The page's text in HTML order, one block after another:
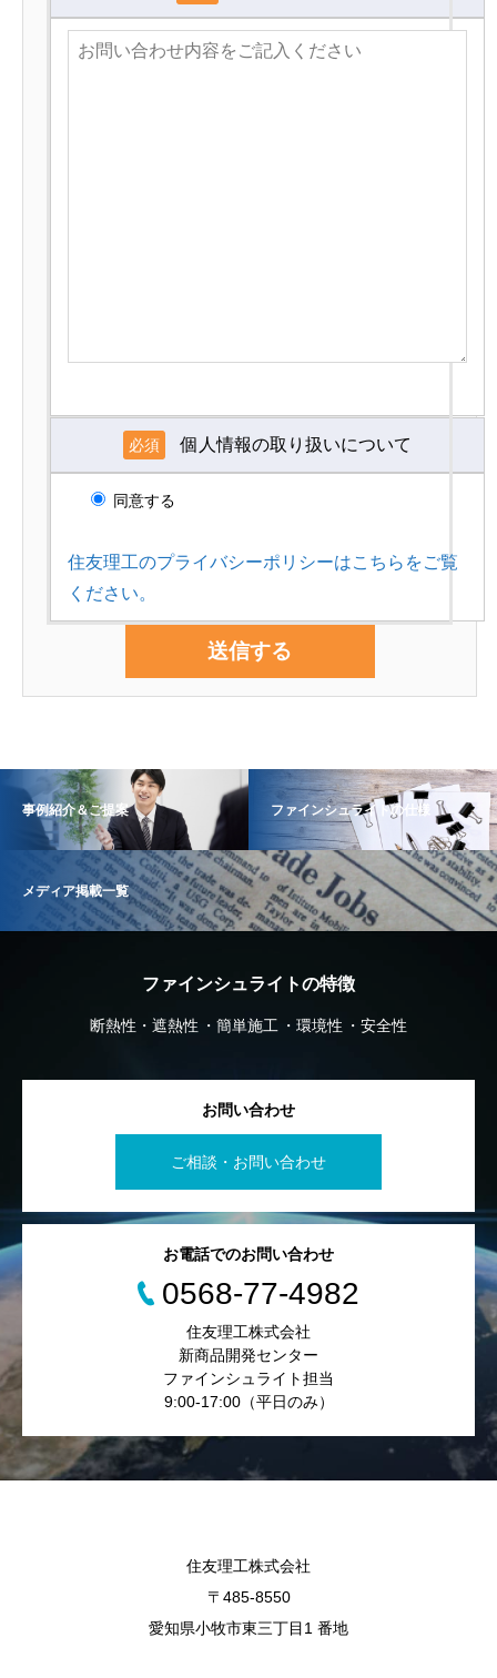
必須 個人情報の取り扱いについて
同意する
住友理工のプライバシーポリシーはこちらをご覧
ください。
事例紹介＆ご提案 ファインシュライトの仕様
メディア掲載一覧
ファインシュライトの特徴
断熱性・遮熱性 簡単施工 環境性 安全性
お問い合わせ
ご相談・お問い合わせ
お電話でのお問い合わせ
0568-77-4982
住友理工株式会社
新商品開発センター
ファインシュライト担当
9:00-17:00（平日のみ）
住友理工株式会社
〒485-8550
愛知県小牧市東三丁目1 番地